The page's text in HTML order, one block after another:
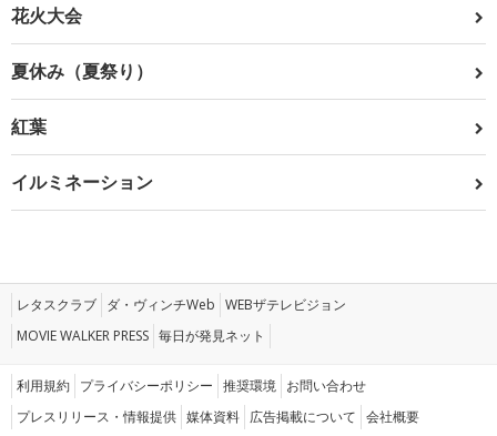
花火大会
夏休み（夏祭り）
紅葉
イルミネーション
レタスクラブ ダ・ヴィンチWeb WEBザテレビジョン
MOVIE WALKER PRESS 毎日が発見ネット
利用規約 プライバシーポリシー 推奨環境 お問い合わせ
プレスリリース・情報提供 媒体資料 広告掲載について 会社概要